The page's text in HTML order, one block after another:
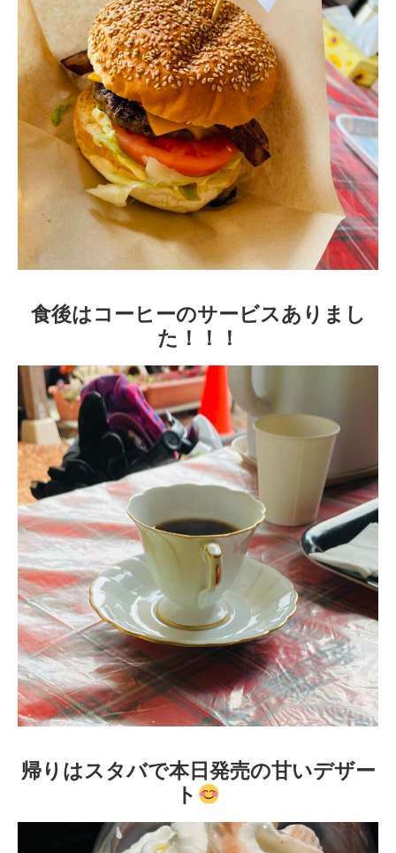
食後はコーヒーのサービスありまし
た！！！
帰りはスタバで本日発売の甘いデザー
ト